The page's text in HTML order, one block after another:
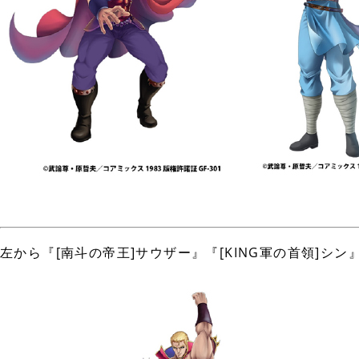
左から『[南斗の帝王]サウザー』『[KING軍の首領]シン